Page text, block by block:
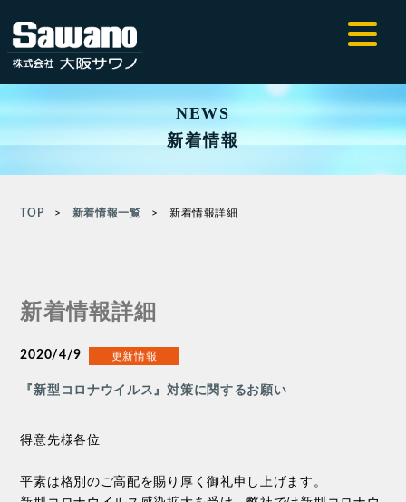
NEWS
新着情報
TOP > 新着情報一覧 > 新着情報詳細
新着情報詳細
2020/4/9 更新情報
『新型コロナウイルス』対策に関するお願い
得意先様各位
平素は格別のご高配を賜り厚く御礼申し上げます。